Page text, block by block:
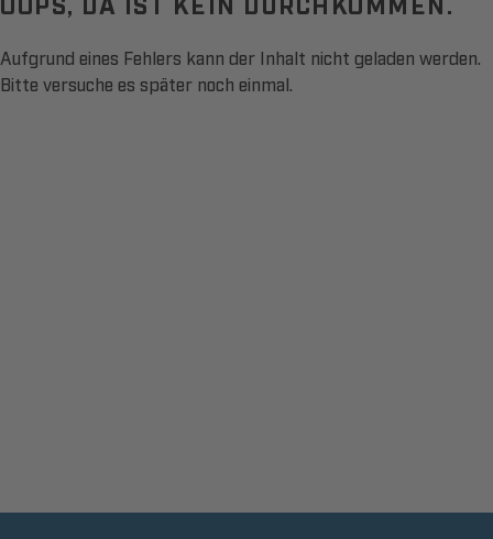
Aufgrund eines Fehlers kann der Inhalt nicht geladen werden.
Bitte versuche es später noch einmal.